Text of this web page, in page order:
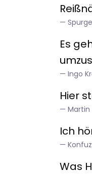
Es
Ingo
Hier
Martin
Ich
Was